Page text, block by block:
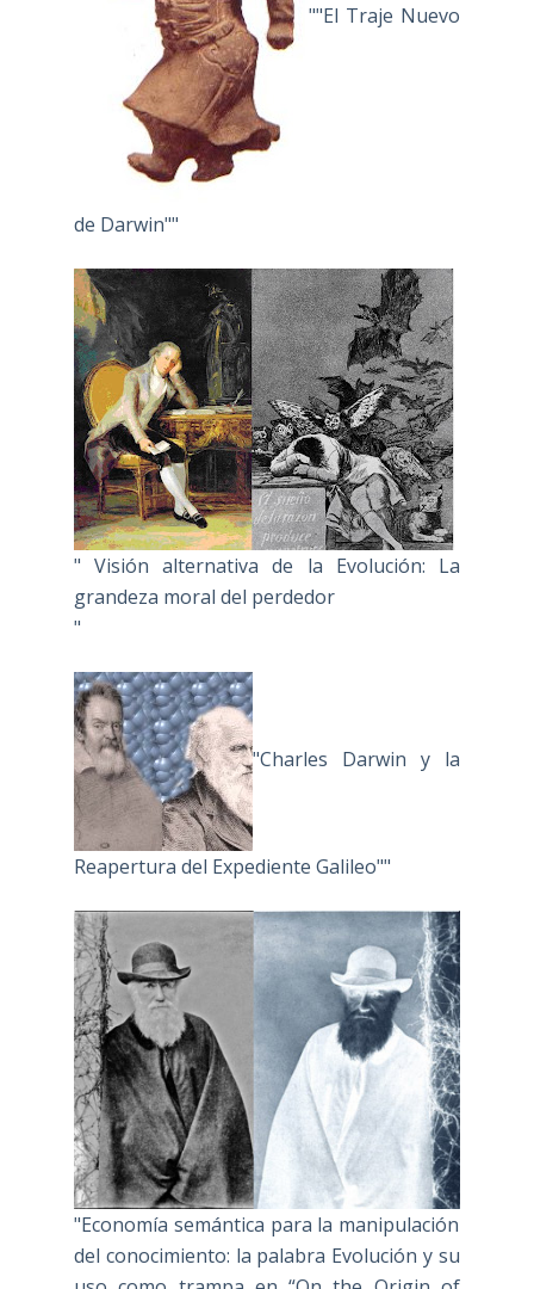
""El Traje Nuevo
de Darwin""
" Visión alternativa de la Evolución: La
grandeza moral del perdedor
"
"Charles Darwin y la
Reapertura del Expediente Galileo""
"Economía semántica para la manipulación
del conocimiento: la palabra Evolución y su